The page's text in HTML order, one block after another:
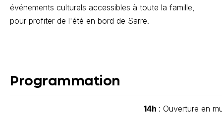
événements culturels accessibles à toute la famille,
pour profiter de l'été en bord de Sarre.
Programmation
14h : Ouverture en